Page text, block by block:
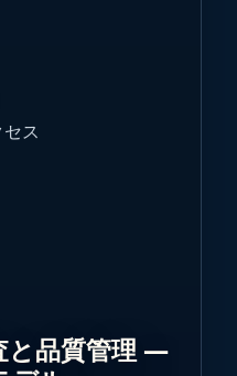
ス
と品質管理 ―